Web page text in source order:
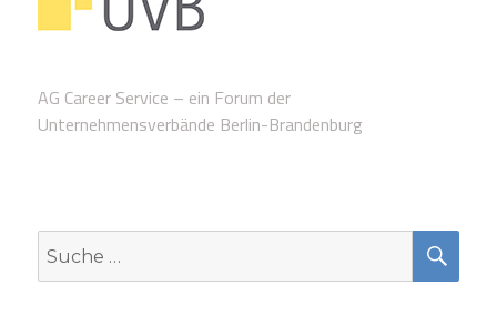
AG Career Service – ein Forum der
Unternehmensverbände Berlin-Brandenburg
Suche
nach: